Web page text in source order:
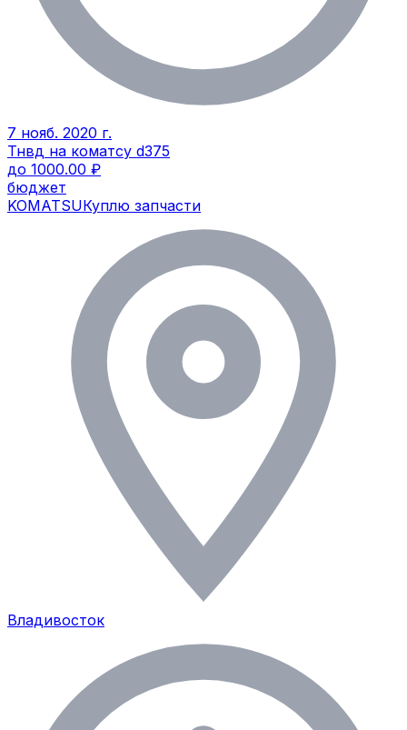
7 нояб. 2020 г.
Тнвд на коматсу d375
до 1000.00 ₽
бюджет
KOMATSUКуплю запчасти
Владивосток